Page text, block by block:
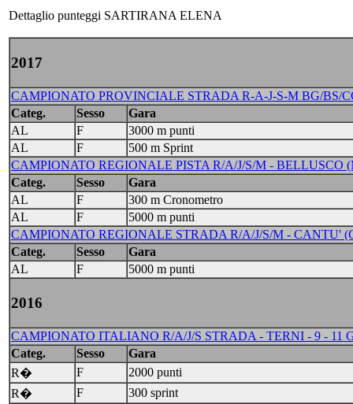
Dettaglio punteggi SARTIRANA ELENA
2017
CAMPIONATO PROVINCIALE STRADA R-A-J-S-M BG/BS/
Categ.
Sesso
Gara
AL
F
3000 m punti
AL
F
500 m Sprint
CAMPIONATO REGIONALE PISTA R/A/J/S/M - BELLUSCO
Categ.
Sesso
Gara
AL
F
300 m Cronometro
AL
F
5000 m punti
CAMPIONATO REGIONALE STRADA R/A/J/S/M - CANTU'
Categ.
Sesso
Gara
AL
F 5000 m punti
2016
CAMPIONATO ITALIANO R/A/J/S STRADA - TERNI - 9 - 11
Categ.
Sesso
Gara
R�
F
2000 punti
R�
F
300 sprint